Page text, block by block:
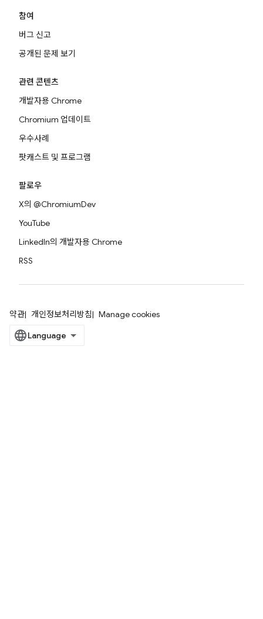
참여
버그 신고
공개된 문제 보기
관련 콘텐츠
개발자용 Chrome
Chromium 업데이트
우수사례
팟캐스트 및 프로그램
팔로우
X의 @ChromiumDev
YouTube
LinkedIn의 개발자용 Chrome
RSS
약관 개인정보처리방침 Manage cookies